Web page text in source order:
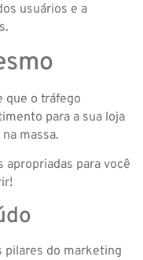
usuários e a
que o tráfego
para a sua loja
massa.
apropriadas para você
pilares do marketing